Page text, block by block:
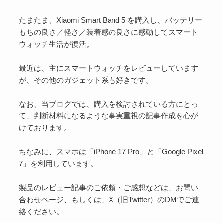
たまたま、Xiaomi Smart Band 5 を購入し、バッテリー
もちの良さ／軽さ／装着感の良さに感動してスマート
ウォッチ生活が復活。
最近は、主にスマートウォッチをレビューしています
が、その他のガジェット系も好きです。
なお、当ブログでは、購入を検討されている方にとっ
て、判断材料になるような事実重視の記事作成を心が
けております。
ちなみに、スマホは「iPhone 17 Pro」と「Google Pixel
7」を利用しています。
製品のレビュー記事のご依頼・ご感想などは、お問い
合わせページ、もしくは、X（旧Twitter）のDMでご連
絡ください。